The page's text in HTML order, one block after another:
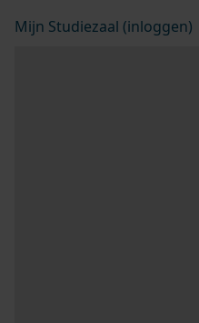
Mijn Studiezaal (inloggen)